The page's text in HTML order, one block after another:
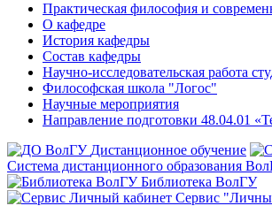
Практическая философия и
О кафедре
История кафедры
Состав кафедры
Научно-исследовательская работа
Философская школа "Логос"
Научные мероприятия
Направление подготовки 48.04.01
Дистанционное обучение
Система дистанционного образования
Библиотека ВолГУ
Сервис